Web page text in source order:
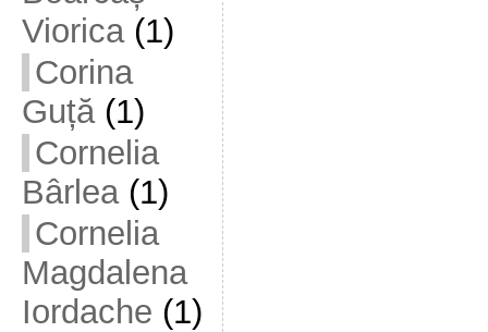
Viorica(1)
Corina
Guță(1)
Cornelia
Bârlea(1)
Cornelia
Magdalena
Iordache (1)